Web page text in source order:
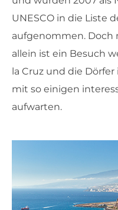
UNESCO in die Liste
aufgenommen. Doch
allein ist ein Besuch
la Cruz und die
mit so einigen
aufwarten.